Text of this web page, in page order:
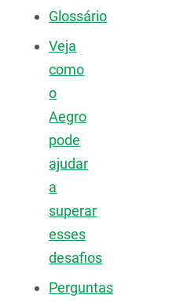
Glossário
Veja
como
o
Aegro
pode
ajudar
a
superar
esses
desafios
Perguntas